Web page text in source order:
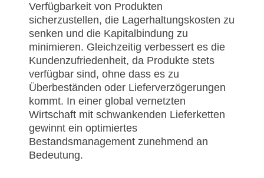
Verfügbarkeit von Produkten
sicherzustellen, die Lagerhaltungskosten zu
senken und die Kapitalbindung zu
minimieren. Gleichzeitig verbessert es die
Kundenzufriedenheit, da Produkte stets
verfügbar sind, ohne dass es zu
Überbeständen oder Lieferverzögerungen
kommt. In einer global vernetzten
Wirtschaft mit schwankenden Lieferketten
gewinnt ein optimiertes
Bestandsmanagement zunehmend an
Bedeutung.